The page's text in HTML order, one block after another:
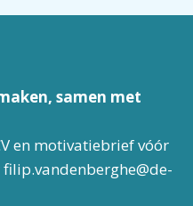
samen met
en motivatiebrief vóór
filip.vandenberghe@de-